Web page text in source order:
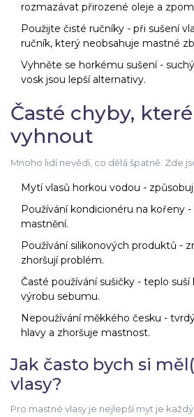
rozmazávat přirozené oleje a
Použijte čisté ručníky - při sušení
ručník, který neobsahuje mastné
Vyhněte se horkému sušení -
vosk jsou lepší alternativy.
Časté chyby,
vyhnout
Mnoho lidí nevědí, co dělá špatně. Zde
Mytí vlasů horkou vodou -
Používání kondicionéru na kořeny
mastnění.
Používání silikonových produktů -
zhoršují problém.
Časté používání sušičky - teplo
výrobu sebumu.
Nepoužívání měkkého česku -
hlavy a zhoršuje mastnost.
Jak často bych si
vlasy?
Pro mastné vlasy je nejlepší myt je